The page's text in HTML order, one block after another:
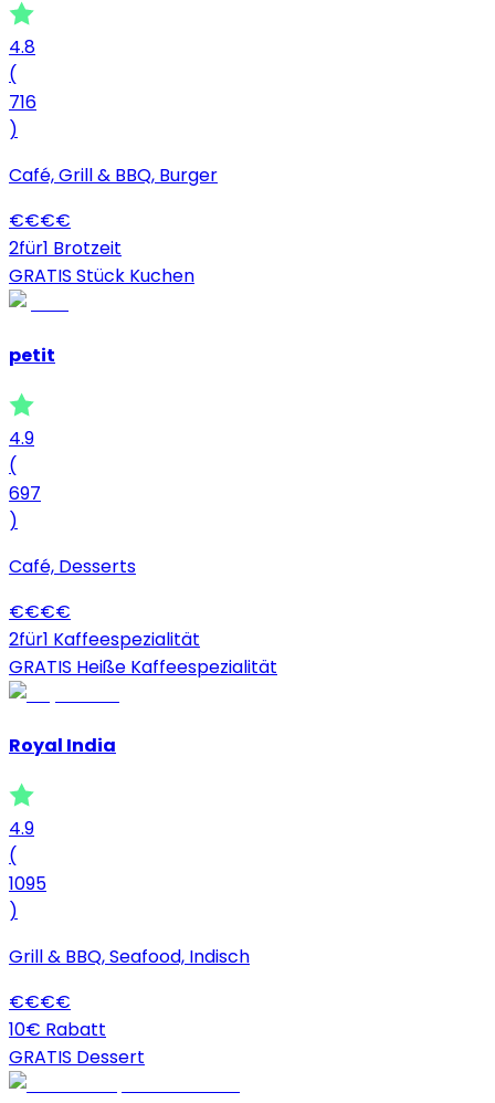
4.8
(
716
)
Café, Grill & BBQ, Burger
€€€€
2für1 Brotzeit
GRATIS Stück Kuchen
petit
4.9
(
697
)
Café, Desserts
€€€€
2für1 Kaffeespezialität
GRATIS Heiße Kaffeespezialität
Royal India
4.9
(
1095
)
Grill & BBQ, Seafood, Indisch
€€€€
10€ Rabatt
GRATIS Dessert